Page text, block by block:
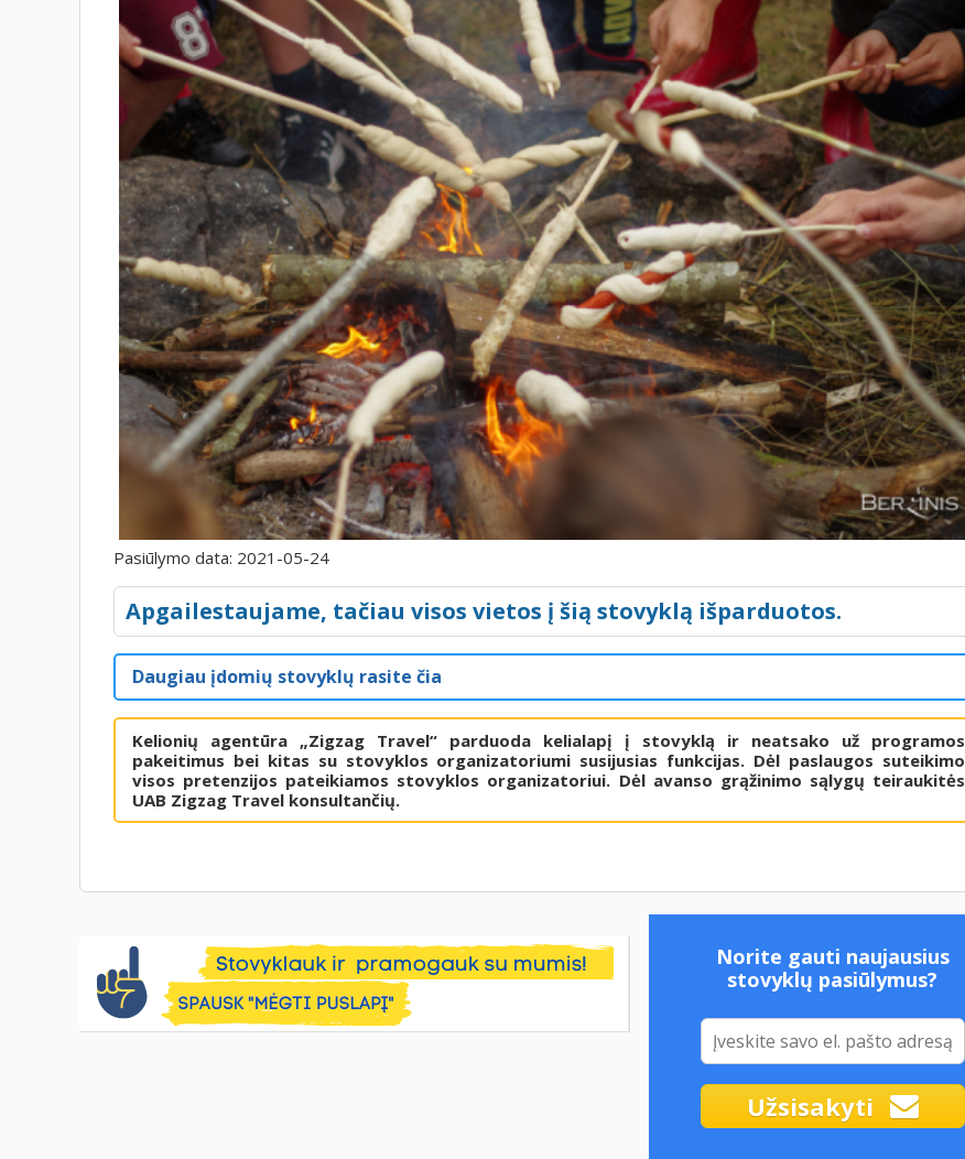
Pasiūlymo data: 2021-05-24
Apgailestaujame, tačiau visos vietos į šią stovyklą išparduotos.
Daugiau įdomių stovyklų rasite čia
Kelionių agentūra „Zigzag Travel“ parduoda kelialapį į stovyklą ir neatsako už programos
pakeitimus bei kitas su stovyklos organizatoriumi susijusias funkcijas. Dėl paslaugos suteikimo
visos pretenzijos pateikiamos stovyklos organizatoriui. Dėl avanso grąžinimo sąlygų teiraukitės
UAB Zigzag Travel konsultančių.
Norite gauti naujausius
stovyklų pasiūlymus?
Užsisakyti